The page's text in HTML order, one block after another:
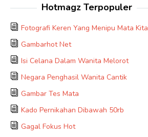
Hotmagz Terpopuler
Fotografi Keren Yang Menipu Mata Kita
Gambarhot Net
Isi Celana Dalam Wanita Melorot
Negara Penghasil Wanita Cantik
Gambar Tes Mata
Kado Pernikahan Dibawah 50rb
Gagal Fokus Hot